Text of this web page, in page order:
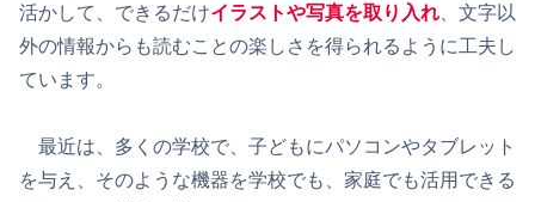
活かして、できるだけイラストや写真を取り入れ 、文字以
外の情報からも読むことの楽しさを得られるように工夫し
ています。
最近は、多くの学校で、子どもにパソコンやタブレット
を与え、そのような機器を学校でも、家庭でも活用できる